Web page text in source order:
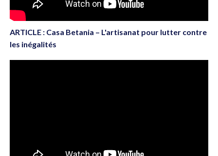
ARTICLE : Casa Betania – L'artisanat pour lutter contre
les inégalités